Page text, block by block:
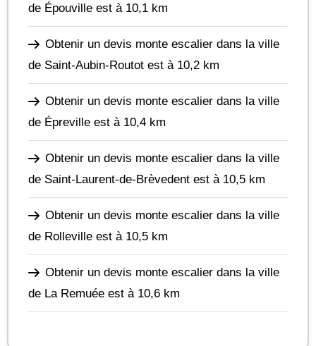
de Épouville est à 10,1 km
Obtenir un devis monte escalier dans la ville
de Saint-Aubin-Routot est à 10,2 km
Obtenir un devis monte escalier dans la ville
de Épreville est à 10,4 km
Obtenir un devis monte escalier dans la ville
de Saint-Laurent-de-Brèvedent est à 10,5 km
Obtenir un devis monte escalier dans la ville
de Rolleville est à 10,5 km
Obtenir un devis monte escalier dans la ville
de La Remuée est à 10,6 km